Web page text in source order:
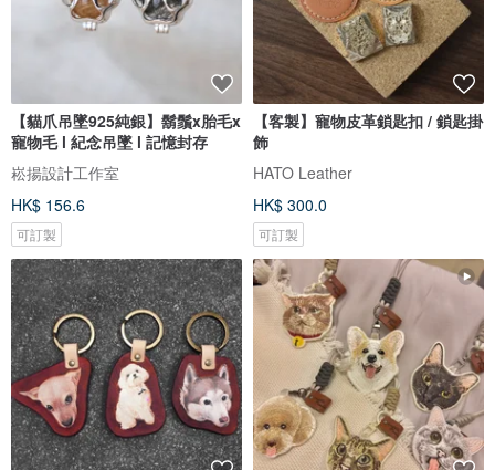
【貓爪吊墜925純銀】鬍鬚x胎毛x
寵物毛 l 紀念吊墜 l 記憶封存
崧揚設計工作室
HK$ 156.6
可訂製
【客製】寵物皮革鎖匙扣 / 鎖匙掛
飾
HATO Leather
HK$ 300.0
可訂製